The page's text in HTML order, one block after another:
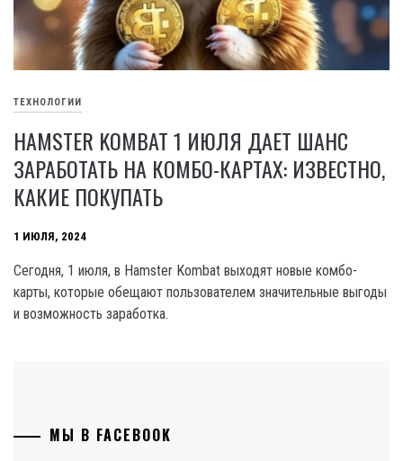
ТЕХНОЛОГИИ
HAMSTER KOMBAT 1 ИЮЛЯ ДАЕТ ШАНС
ЗАРАБОТАТЬ НА КОМБО-КАРТАХ: ИЗВЕСТНО,
КАКИЕ ПОКУПАТЬ
1 ИЮЛЯ, 2024
Сегодня, 1 июля, в Hamster Kombat выходят новые комбо-
карты, которые обещают пользователем значительные выгоды
и возможность заработка.
МЫ В FACEBOOK